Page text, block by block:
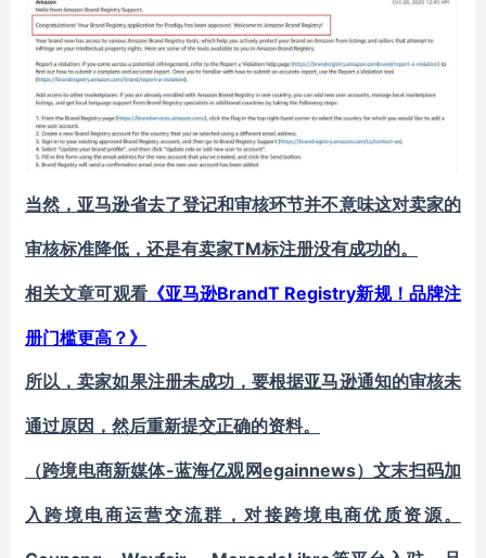
当然，亚马逊省去了登记和审核环节并不意味这对卖家的
审核标准降低，还是有卖家TM标注册没有成功的。
相关文章可观看《亚马逊BrandT Registry新规！品牌注
册门槛更高？》
所以，卖家如果注册未成功，要根据亚马逊通知的审核未
通过原因，然后重新提交正确的资料。
（跨境电商新媒体-蓝海亿观网egainnews）文末扫码加
入 跨境电商运营交流群 ，对接跨境电商优质资源。